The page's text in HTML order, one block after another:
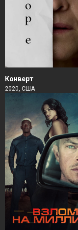
Конверт
2020, США